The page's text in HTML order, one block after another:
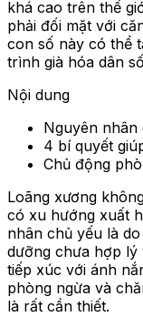
khá cao trên thế
phải đối mặt với
con số này có thể
trình già hóa dân
Nội dung
Nguyên nhân
4 bí quyết
Chủ động
Loãng xương
có xu hướng xuất
nhân chủ yếu là
dưỡng chưa hợp lý
tiếp xúc với ánh
phòng ngừa và
là rất cần thiết.